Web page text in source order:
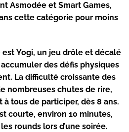
Asmodée et Smart Games,
cette catégorie pour moins
est Yogi, un jeu drôle et décalé
des défis physiques
La difficulté croissante des
nombreuses chutes de rire,
tous de participer, dès 8 ans.
courte, environ 10 minutes,
rounds lors d’une soirée.